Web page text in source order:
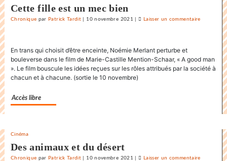
maintenant
Cette fille est un mec bien
Chronique par Patrick Tardit 10 novembre 2021 Laisser un commentaire
endiablée
du
«
Karnawal
En trans qui choisit d’être enceinte, Noémie Merlant perturbe et
bouleverse dans le film de Marie-Castille Mention-Schaar, « A good man
». Le film bouscule les idées reçues sur les rôles attribués par la société à
chacun et à chacune. (sortie le 10 novembre)
Accès libre
Cinéma
Des animaux et du désert
Chronique par Patrick Tardit 10 novembre 2021 Laisser un commentaire